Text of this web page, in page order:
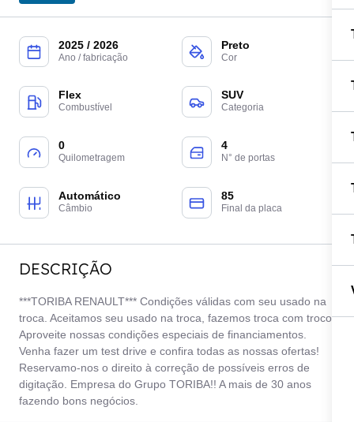
2025 / 2026
Ano / fabricação
Preto
Cor
Flex
Combustível
SUV
Categoria
0
Quilometragem
4
N° de portas
Automático
Câmbio
85
Final da placa
DESCRIÇÃO
***TORIBA RENAULT*** Condições válidas com seu usado na
troca. Aceitamos seu usado na troca, fazemos troca com troco.
Aproveite nossas condições especiais de financiamentos.
Venha fazer um test drive e confira todas as nossas ofertas!
Reservamo-nos o direito à correção de possíveis erros de
digitação. Empresa do Grupo TORIBA!! A mais de 30 anos
fazendo bons negócios.